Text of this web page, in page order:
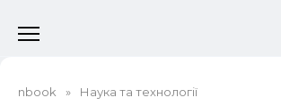
до
nbook » Наука та технології